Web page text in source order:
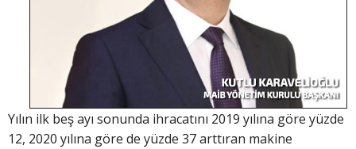
Yılın ilk beş ayı sonunda ihracatını 2019 yılına göre yüzde
12, 2020 yılına göre de yüzde 37 arttıran makine